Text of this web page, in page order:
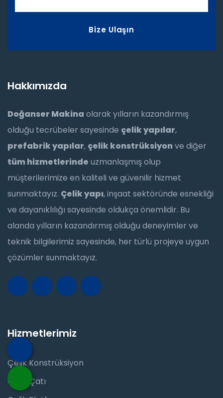
Bize Ulaşın
Hakkımızda
Doğanser Makina olarak yılların kazandırmış
olduğu tecrübeler sayesinde çelik yapılar,
prefabrik yapılar, çelik konstrüksiyon ve diğer
tüm hizmetlerinde uzmanlaşmış olup
müşterilerimize en kaliteli ve güvenilir hizmet
sunmaktayız. Çelik yapı, inşaat sektöründe esnekliği
ve dayanıklılığı sayesinde oldukça önemlidir. Bu
alanda yılların kazandırmış olduğu deneyimler ve
teknik bilgilerimiz sayesinde, her türlü projeye uygun
çözümler sunmaktayız.
Hizmetlerimiz
Çelik Konstrüksiyon
Çelik Çatı